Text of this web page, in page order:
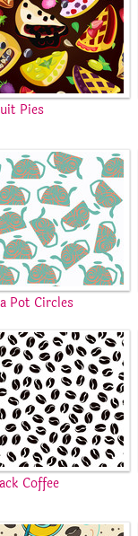
Pies
Pot Circles
Coffee